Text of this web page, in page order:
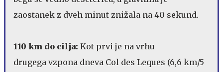
zaostanek z dveh minut znižala na 40 sekund.
110 km do cilja: Kot prvi je na vrhu
drugega vzpona dneva Col des Leques (6,6 km/5